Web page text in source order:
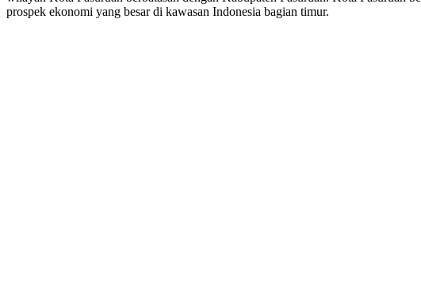
prospek ekonomi yang besar di kawasan Indonesia bagian timur.